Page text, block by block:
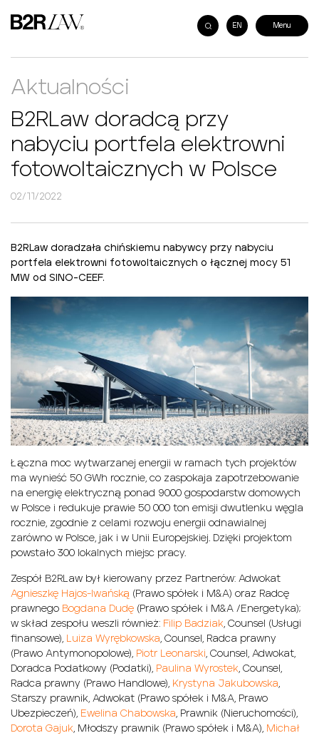
EN
Aktualności
B2RLaw doradcą przy
nabyciu portfela elektrowni
fotowoltaicznych w Polsce
02/11/2022
B2RLaw doradzała chińskiemu nabywcy przy nabyciu
portfela elektrowni fotowoltaicznych o łącznej mocy 51
MW od SINO-CEEF.
Łączna moc wytwarzanej energii w ramach tych projektów
ma wynieść 50 GWh rocznie, co zaspokaja zapotrzebowanie
na energię elektryczną ponad 9000 gospodarstw domowych
w Polsce i redukuje prawie 50 000 ton emisji dwutlenku węgla
rocznie, zgodnie z celami rozwoju energii odnawialnej
zarówno w Polsce, jak i w Unii Europejskiej. Dzięki projektom
powstało 300 lokalnych miejsc pracy.
Zespół B2RLaw był kierowany przez Partnerów: Adwokat
Agnieszkę Hajos-Iwańską (Prawo spółek i M&A) oraz Radcę
prawnego Bogdana Dudę (Prawo spółek i M&A /Energetyka);
w skład zespołu weszli również: Filip Badziak, Counsel (Usługi
finansowe), Luiza Wyrębkowska, Counsel, Radca prawny
(Prawo Antymonopolowe), Piotr Leonarski, Counsel, Adwokat,
Doradca Podatkowy (Podatki), Paulina Wyrostek, Counsel,
Radca prawny (Prawo Handlowe), Krystyna Jakubowska,
Starszy prawnik, Adwokat (Prawo spółek i M&A, Prawo
Ubezpieczeń), Ewelina Chabowska, Prawnik (Nieruchomości),
Dorota Gajuk, Młodszy prawnik (Prawo spółek i M&A), Michał